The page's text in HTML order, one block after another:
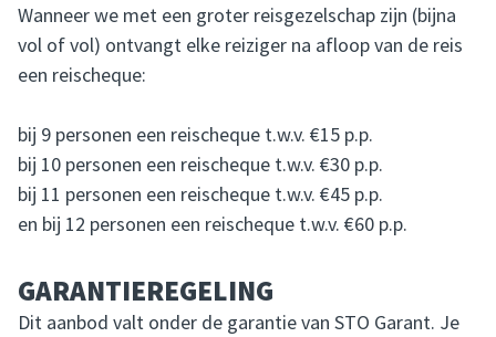
Wanneer we met een groter reisgezelschap zijn (bijna
vol of vol) ontvangt elke reiziger na afloop van de reis
een reischeque:
bij 9 personen een reischeque t.w.v. €15 p.p.
bij 10 personen een reischeque t.w.v. €30 p.p.
bij 11 personen een reischeque t.w.v. €45 p.p.
en bij 12 personen een reischeque t.w.v. €60 p.p.
GARANTIEREGELING
Dit aanbod valt onder de garantie van STO Garant. Je